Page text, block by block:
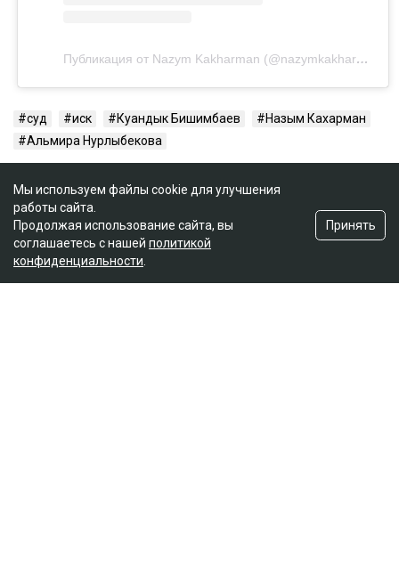
Публикация от Nazym Kakharman (@nazymkakharman)
суд иск Куандык Бишимбаев
Назым Кахарман
Альмира Нурлыбекова
Мы используем файлы cookie для улучшения
работы сайта.
Продолжая использование сайта, вы
соглашаетесь с нашей политикой
конфиденциальности
Принять